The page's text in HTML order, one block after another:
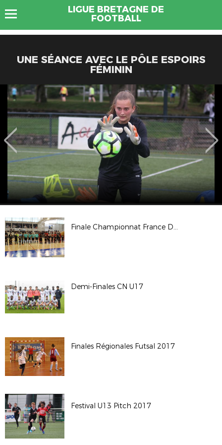
LIGUE BRETAGNE DE
FOOTBALL
UNE SÉANCE AVEC LE PÔLE ESPOIRS
FÉMININ
Finale Championnat France D1 Futsal 2017
Demi-Finales CN U17
Finales Régionales Futsal 2017
Festival U13 Pitch 2017